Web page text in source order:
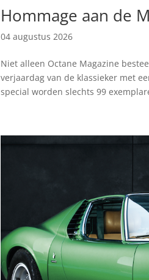
Hommage aan de
04 augustus 2026
Niet alleen Octane Magazine
verjaardag van de klassieker met
special worden slechts 99